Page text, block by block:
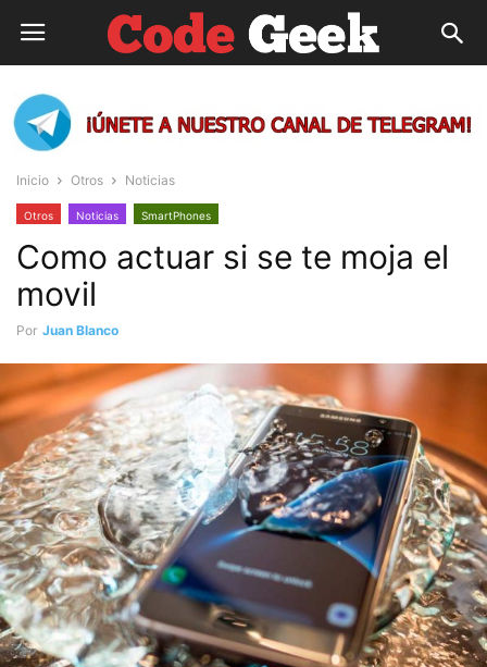
Inicio Otros Noticias
Otros Noticias SmartPhones
Como actuar si se te moja el
movil
Por Juan Blanco